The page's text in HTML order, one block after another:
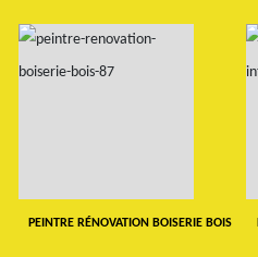
PEINTRE RÉNOVATION BOISERIE BOIS